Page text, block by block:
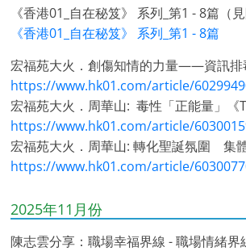
《香港01_自在秘笈》 系列_第1 - 8篇（見
《香港01_自在秘笈》 系列_第1 - 8篇
宏福苑大火．創傷知情的力量——資訊排
https://www.hk01.com/article/
宏福苑大火．周華山: 毒性「正能量」《
https://www.hk01.com/article/
宏福苑大火．周華山: 轉化聖誕氛圍 集
https://www.hk01.com/article/
2025年11月份
陳志雲分享：職場幸福界線 - 職場情緒界